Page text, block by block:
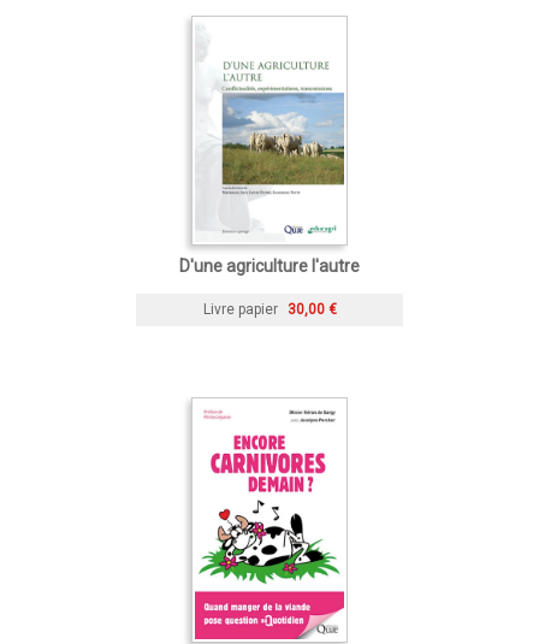
D'une agriculture l'autre
Livre papier 30,00 €